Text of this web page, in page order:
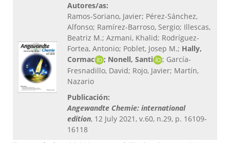
Autores/as:
Ramos-Soriano, Javier; Pérez-Sánchez,
Alfonso; Ramírez-Barroso, Sergio; Illescas,
Beatriz M.; Azmani, Khalid; Rodríguez-
Fortea, Antonio; Poblet, Josep M.; Hally,
Cormac
; Nonell, Santi
; García-
Fresnadillo, David; Rojo, Javier; Martín,
Nazario
Publicación:
Angewandte Chemie: international
edition, 12 July 2021, v.60, n.29, p. 16109-
16118